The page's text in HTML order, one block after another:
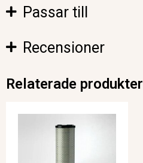
Passar till
Recensioner
Relaterade produkter